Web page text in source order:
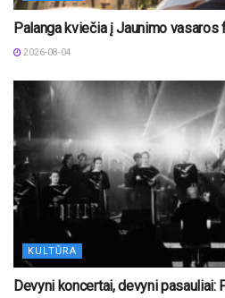
Palanga kviečia į Jaunimo vasaros
2026-08-04
KULTŪRA
Devyni koncertai, devyni pasauliai: